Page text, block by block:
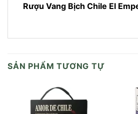
Rượu Vang Bịch Chile El
SẢN PHẨM TƯƠNG TỰ